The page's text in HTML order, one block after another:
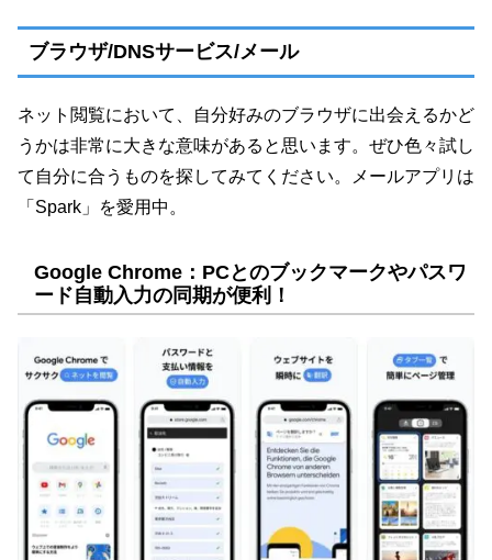
ブラウザ/DNSサービス/メール
ネット閲覧において、自分好みのブラウザに出会えるかど
うかは非常に大きな意味があると思います。ぜひ色々試し
て自分に合うものを探してみてください。メールアプリは
「Spark」を愛用中。
Google Chrome：PCとのブックマークやパスワ
ード自動入力の同期が便利！